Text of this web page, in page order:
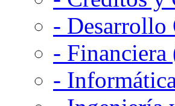
- Desarrollo
- Financiera
-